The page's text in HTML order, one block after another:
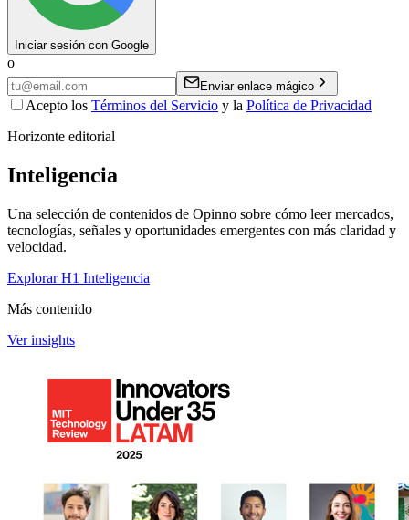
Iniciar sesión con Google
o
Enviar enlace mágico
Acepto los Términos del Servicio y la Política de Privacidad
Horizonte editorial
Inteligencia
Una selección de contenidos de Opinno sobre cómo leer mercados,
tecnologías, señales y oportunidades emergentes con más claridad y
velocidad.
Explorar H1 Inteligencia
Más contenido
Ver insights